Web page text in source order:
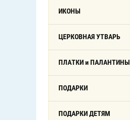
ИКОНЫ
ЦЕРКОВНАЯ УТВАРЬ
ПЛАТКИ и ПАЛАНТИНЫ
ПОДАРКИ
ПОДАРКИ ДЕТЯМ